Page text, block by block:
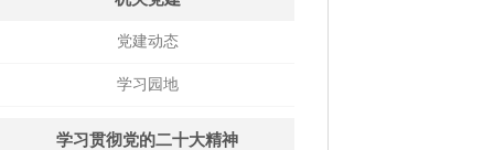
党建动态
学习园地
学习贯彻党的二十大精神